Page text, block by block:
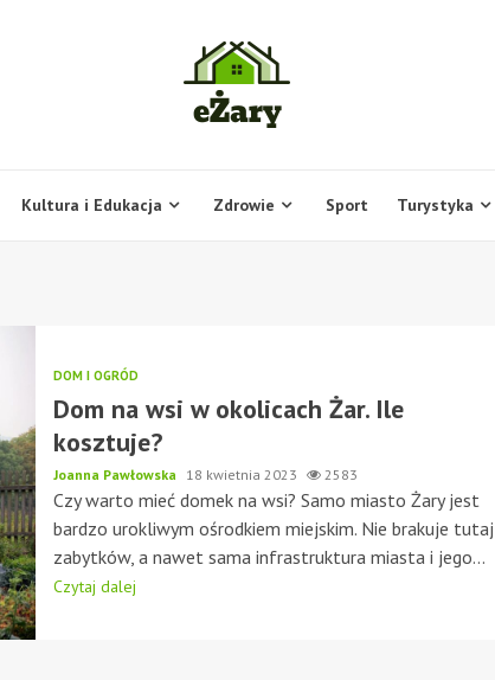
Kultura i Edukacja Zdrowie Sport Turystyka
DOM I OGRÓD
Dom na wsi w okolicach Żar. Ile
kosztuje?
Joanna Pawłowska 18 kwietnia 2023 2583
Czy warto mieć domek na wsi? Samo miasto Żary jest
bardzo urokliwym ośrodkiem miejskim. Nie brakuje tutaj
zabytków, a nawet sama infrastruktura miasta i jego...
Czytaj dalej